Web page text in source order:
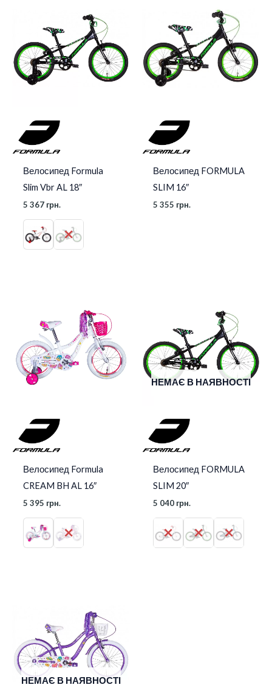
Велосипед Formula
Slim Vbr AL 18″
5 367 грн.
Велосипед FORMULA
SLIM 16″
5 355 грн.
Велосипед Formula
CREAM BH AL 16″
5 395 грн.
НЕМАЄ В НАЯВНОСТІ
Велосипед FORMULA
SLIM 20″
5 040 грн.
НЕМАЄ В НАЯВНОСТІ